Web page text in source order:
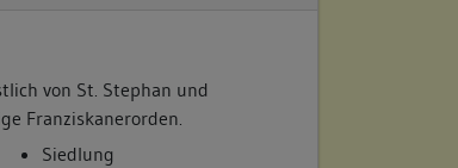
von St. Stephan und
Franziskanerorden.
Siedlung